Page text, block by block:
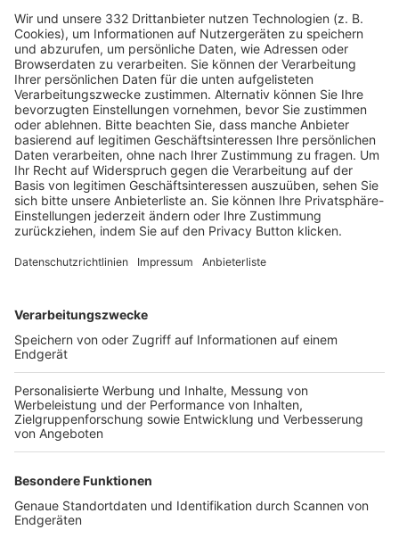
HÄUFIG BESUCHTE SEITEN
Pässe und Vereinswechsel
Trainerausbildung
Schulungsangebot Vereinsmitarbeiter
BFV-Geschäftsstellen
Trainerbörse
Login SpielPlus
FOLGE DEM BFV
TOP-VEREINE
TOP-PARTNER